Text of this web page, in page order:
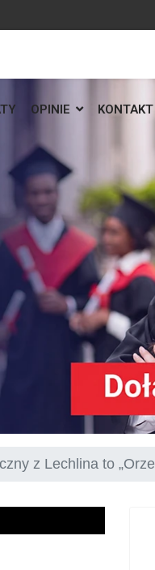
OPINIE KONTAKT
z Lechlina to